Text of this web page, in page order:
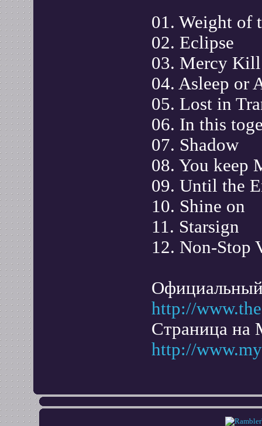
01. Weight of
02. Eclipse
03. Mercy Kill
04. Asleep or
05. Lost in
06. In this
07. Shadow
08. You keep
09. Until the
10. Shine on
11. Starsign
12. Non-Stop
http://
Страница на
http://